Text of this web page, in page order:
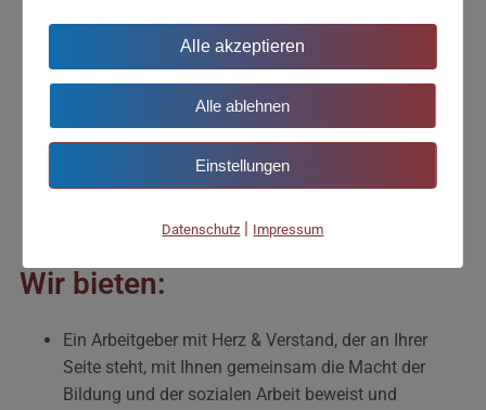
Auch gelegentliche Veranstaltungen an
Glaube an das Potenzial in jedem Menschen und
Kreativität sowie Hartnäckigkeit bei dessen
Wir bieten:
Ein Arbeitgeber mit Herz & Verstand, der an Ihrer
Seite steht, mit Ihnen gemeinsam die Macht der
Bildung und der sozialen Arbeit beweist und
Alle akzeptieren
Alle ablehnen
Einstellungen
Datenschutz | Impressum